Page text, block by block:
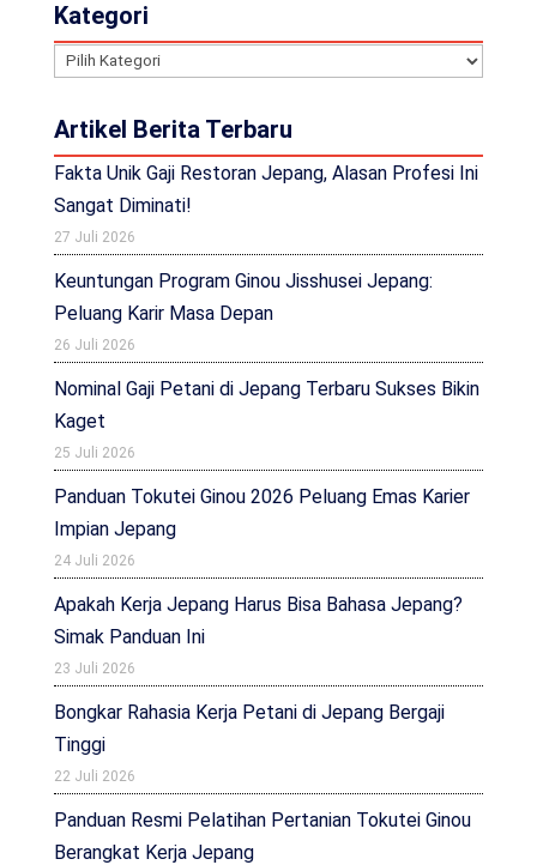
Kategori
Kategori
Artikel Berita Terbaru
Fakta Unik Gaji Restoran Jepang, Alasan Profesi Ini
Sangat Diminati!
27 Juli 2026
Keuntungan Program Ginou Jisshusei Jepang:
Peluang Karir Masa Depan
26 Juli 2026
Nominal Gaji Petani di Jepang Terbaru Sukses Bikin
Kaget
25 Juli 2026
Panduan Tokutei Ginou 2026 Peluang Emas Karier
Impian Jepang
24 Juli 2026
Apakah Kerja Jepang Harus Bisa Bahasa Jepang?
Simak Panduan Ini
23 Juli 2026
Bongkar Rahasia Kerja Petani di Jepang Bergaji
Tinggi
22 Juli 2026
Panduan Resmi Pelatihan Pertanian Tokutei Ginou
Berangkat Kerja Jepang